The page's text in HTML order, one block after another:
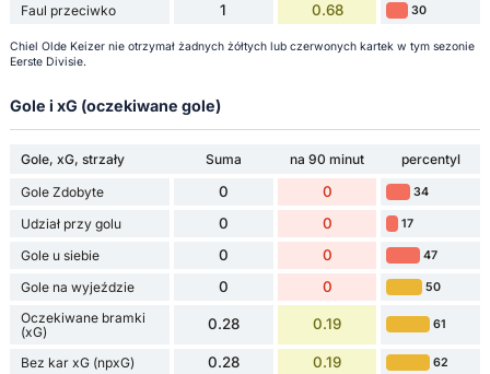
Faul przeciwko 1 0.68 30
Chiel Olde Keizer nie otrzymał żadnych żółtych lub czerwonych kartek w tym sezonie
Eerste Divisie.
Gole i xG (oczekiwane gole)
Gole, xG, strzały Suma na 90 minut
percentyl
Gole Zdobyte
0 0 34
Udział przy golu 0 0 17
Gole u siebie 0 0 47
Gole na wyjeździe 0 0 50
Oczekiwane bramki
(xG)
0.28 0.19 61
Bez kar xG (npxG) 0.28 0.19 62